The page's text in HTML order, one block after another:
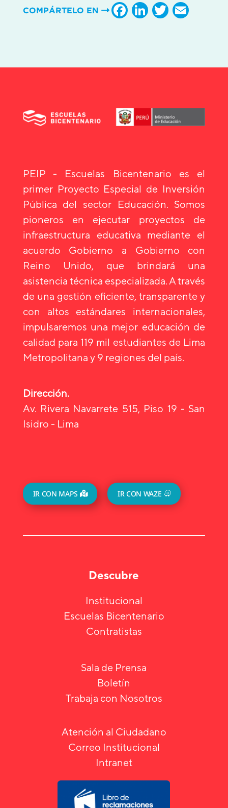
COMPÁRTELO EN Facebook
LinkedIn
Twitter
PEIP - Escuelas Bicentenario es el
primer Proyecto Especial de Inversión
Pública del sector Educación. Somos
pioneros en ejecutar proyectos de
infraestructura educativa mediante el
acuerdo Gobierno a Gobierno con
Reino Unido, que brindará una
asistencia técnica especializada. A través
de una gestión eficiente, transparente y
con altos estándares internacionales,
impulsaremos una mejor educación de
calidad para 119 mil estudiantes de Lima
Metropolitana y 9 regiones del país.
Dirección.
Av. Rivera Navarrete 515, Piso 19 - San
Isidro - Lima
IR CON MAPS IR CON WAZE
Descubre
Institucional
Escuelas Bicentenario
Contratistas
Sala de Prensa
Boletín
Trabaja con Nosotros
Atención al Ciudadano
Correo Institucional
Intranet